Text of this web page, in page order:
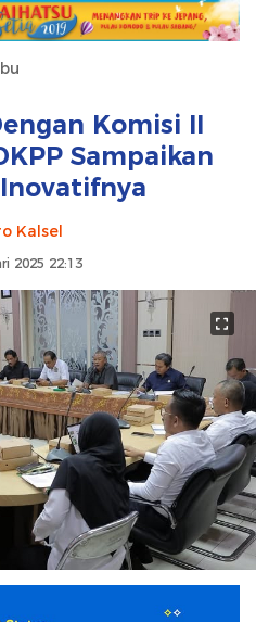
Komisi II
Sampaikan
Kalsel
2025 22:13